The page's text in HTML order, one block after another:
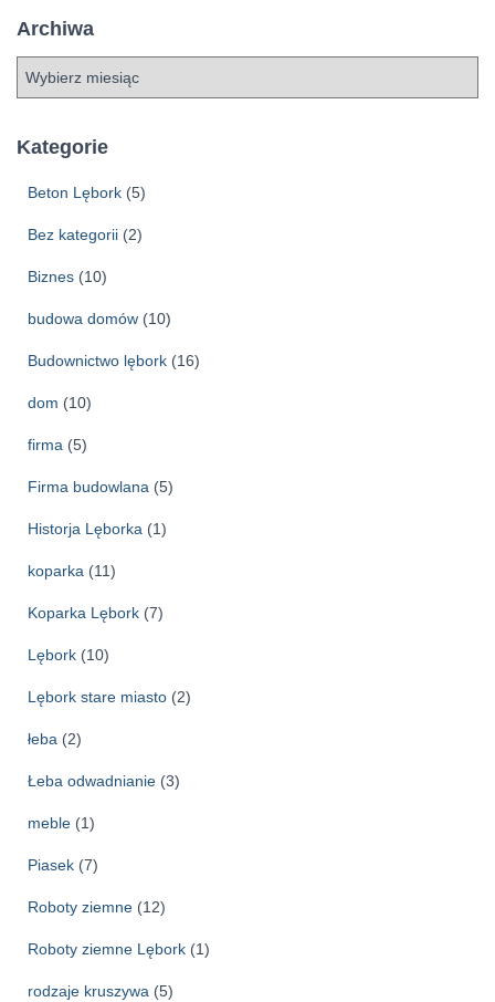
Archiwa
A
h
Kategorie
Beton Lębork (5)
Bez kategorii (2)
Biznes (10)
budowa domów (10)
Budownictwo lębork (16)
dom (10)
firma (5)
Firma budowlana (5)
Historja Lęborka (1)
koparka (11)
Koparka Lębork (7)
Lębork (10)
Lębork stare miasto (2)
łeba (2)
Łeba odwadnianie (3)
meble (1)
Piasek (7)
Roboty ziemne (12)
Roboty ziemne Lębork (1)
rodzaje kruszywa (5)